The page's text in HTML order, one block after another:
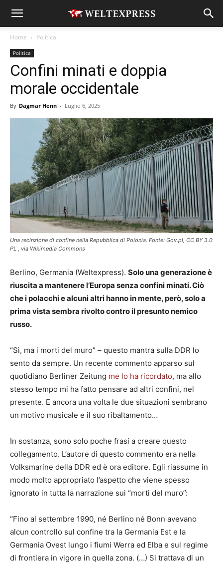
Home Politica
Politica
Confini minati e doppia
morale occidentale
By Dagmar Henn - Luglio 6, 2025
Una recinzione di confine nella Repubblica di Polonia. Fonte: Gov.pl, CC BY 3.0
PL , via Wikimedia Commons
Berlino, Germania (Weltexpress). Solo una generazione è
riuscita a mantenere l’Europa senza confini minati. Ciò
che i polacchi e alcuni altri hanno in mente, però, solo a
prima vista sembra rivolto contro il presunto nemico
russo.
“Sì, ma i morti del muro” – questo mantra sulla DDR lo
sento da sempre. Un recente commento apparso sul
quotidiano Berliner Zeitung me lo ha ricordato, ma allo
stesso tempo mi ha fatto pensare ad altri confini, nel
presente. E ancora una volta le due situazioni sembrano
un motivo musicale e il suo ribaltamento…
In sostanza, sono solo poche frasi a creare questo
collegamento. L’autore di questo commento era nella
Volksmarine della DDR ed è ora editore. Egli riassume in
modo molto appropriato l’aspetto che viene spesso
ignorato in tutta la narrazione sui “morti del muro”:
“Fino al settembre 1990, né Berlino né Bonn avevano
alcun controllo sul confine tra la Germania Est e la
Germania Ovest lungo i fiumi Werra ed Elba e sul regime
di frontiera in vigore in quella zona. (…) Si trattava di un